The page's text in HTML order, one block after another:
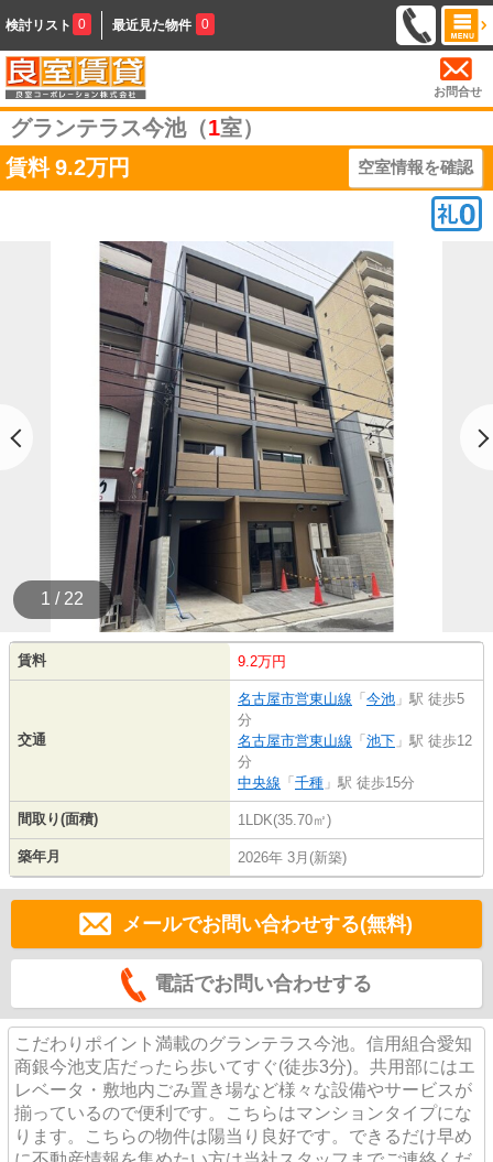
検討リスト 0 最近見た物件 0
お問合せ
グランテラス今池（1室）
賃料 9.2万円 空室情報を確認
1 / 22
賃料 9.2万円
交通
名古屋市営東山線 「 今池 」駅 徒歩5
分
名古屋市営東山線 「 池下 」駅 徒歩12
分
中央線 「 千種 」駅 徒歩15分
間取り(面積) 1LDK(35.70㎡)
築年月 2026年 3月(新築)
メールでお問い合わせする(無料)
電話でお問い合わせする
こだわりポイント満載のグランテラス今池。信用組合愛知
商銀今池支店だったら歩いてすぐ(徒歩3分)。共用部にはエ
レベータ・敷地内ごみ置き場など様々な設備やサービスが
揃っているので便利です。こちらはマンションタイプにな
ります。こちらの物件は陽当り良好です。できるだけ早め